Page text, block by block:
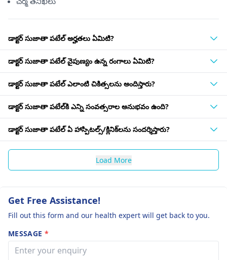
డాక్టర్ సుజాతా పటేల్ అర్హతలు ఏమిటి?
డాక్టర్ సుజాతా పటేల్ నైపుణ్యం ఉన్న రంగాలు ఏమిటి?
డాక్టర్ సుజాతా పటేల్ ఎలాంటి చికిత్సలను అందిస్తారు?
డాక్టర్ సుజాతా పటేల్‌కి ఎన్ని సంవత్సరాల అనుభవం ఉంది?
డాక్టర్ సుజాతా పటేల్ ఏ హాస్పిటల్స్/క్లినిక్‌లను సందర్శిస్తారు?
Load More
Get Free Assistance!
Fill out this form and our health expert will get back to you.
MESSAGE *